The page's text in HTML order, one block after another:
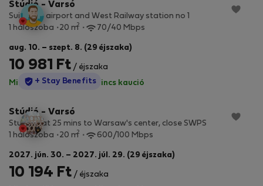
Stúdió - Varsó
Suit Near airport and West Railway station no 1
1 hálószoba
20 m2 70/40 Mbps
aug. 10. – szept. 8. (29 éjszaka)
10 981 Ft / éjszaka
Minden díj benne van·Nincs kaució
StayProtection
+ Stay Benefits
Stúdió - Varsó
Studio flat 25 mins to Warsaw's center, close SWPS
1 hálószoba
20 m2 600/100 Mbps
2027. jún. 30. – 2027. júl. 29. (29 éjszaka)
10 194 Ft / éjszaka